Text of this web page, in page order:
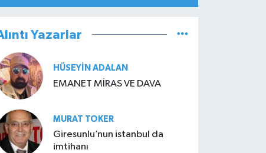
Yazarlar
HÜSEYIN ADALAN
EMANET MİRAS VE DAVA
MURAT TOKER
Giresunlu’nun istanbul da
imtihanı